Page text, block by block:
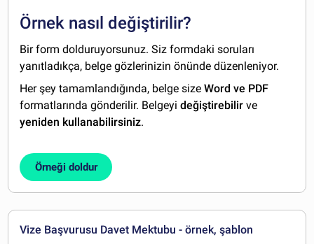
Örnek nasıl değiştirilir?
Bir form dolduruyorsunuz. Siz formdaki soruları
yanıtladıkça, belge gözlerinizin önünde düzenleniyor.
Her şey tamamlandığında, belge sizeWord ve PDF
formatlarında gönderilir. Belgeyideğiştirebilir ve
yeniden kullanabilirsiniz.
Örneği doldur
Vize Başvurusu Davet Mektubu - örnek, şablon